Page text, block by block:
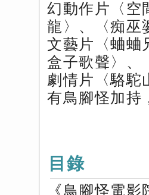
幻動作片〈空
龍〉、〈痴巫
文藝片〈蛐蛐
盒子歌聲〉、
劇情片〈駱駝
有鳥腳怪加持
目錄
《鳥腳怪電